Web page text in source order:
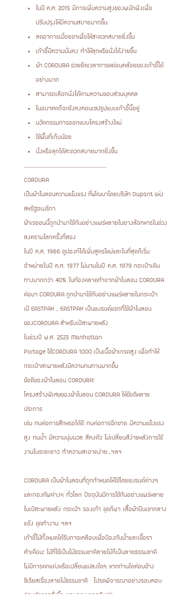
ในปี ค.ศ. 2015 มีการเพิ่มความสูงของพนักพิงเพื่อ
ปรับปรุงให้มีความสบายมากขึ้น
ลดอาการเมื่อยขาเพื่อให้สะดวกสบายยิ่งขึ้น
เก้าอี้มีความมั่นคง ทำให้ลุกหรือนั่งได้ง่ายขึ้น
ผ้า CORDURA ช่วยยืดเวลาการหย่อนคล้อยของเก้าอี้ได้
อย่างมาก
สามารถเลือกนั่งได้ตามความชอบส่วนบุคคล
ในอนาคตก็จะยังคงคอนเซปรูปแบบเก้าอี้นี้อยู่
นวัตกรรมการออกแบบโครงสร้างใหม่
ใช้พื้นที่เก็บน้อย
นั่งหรือลุกได้สะดวกสบายมากยิ่งขึ้น
……………………………………………………………
CORDURA
เป็นผ้าไนลอนความแข็งแรง ที่พัฒนาโดยบริษัท Dupont แห่ง
สหรัฐอเมริกา
ผ้าเรยอนนี้ถูกนำมาใช้กันอย่างแพร่หลายในยางล้อทหารในช่วง
สงครามโลกครั้งที่สอง
ในปี ค.ศ. 1966 ดูปองท์ได้เพิ่มสูตรใหม่และในที่สุดก็เริ่ม
จำหน่ายในปี ค.ศ. 1977 ไม่นานในปี ค.ศ. 1979 กระเป๋าเดิน
ทางมากกว่า 40% ในท้องตลาดทำจากผ้าไนลอน CORDURA
ต่อมา CORDURA ถูกนำมาใช้กันอย่างแพร่หลายในกระเป๋า
เป้ EASTPAK , EASTPAK เป็นแบรนด์แรกที่ใช้ผ้าไนลอน
ของCORDURA สำหรับเป้สะพายหลัง
ในช่วงปี พ.ศ. 2523 Manhattan
Portage ใช้CORDURA 1000 เป็นเนื้อผ้าเกรดสูง เพื่อทำให้
กระเป๋าสะพายหลังมีความทนทานมากขึ้น
ข้อดีของผ้าไนลอน CORDURA:
โครงสร้างพิเศษของผ้าไนลอน CORDURA ให้ข้อดีหลาย
ประการ
เช่น ทนต่อการสึกหรอได้ดี ทนต่อการฉีกขาด มีความแข็งแรง
สูง ทนน้ำ มีความนุ่มนวล สีคงตัว ไม่เปลี่ยนสีง่ายหลังการใช้
งานในระยะยาว ทำความสะอาดง่าย...ฯลฯ
CORDURA เป็นผ้าไนลอนที่ถูกกำหนดให้ใช้โดยแบรนด์ต่างๆ
และกองทัพต่างๆ ทั่วโลก ปัจจุบันมีการใช้กันอย่างแพร่หลาย
ในเป้สะพายหลัง กระเป๋า รองเท้า ชุดกีฬา เสื้อผ้าปีนเขากลาง
แจ้ง ชุดทำงาน ฯลฯ
เก้าอี้ไม้ทั้งหมดได้รับการเคลือบเพื่อป้องกันน้ำและเชื้อรา
คำเตือน: ไม้ที่ใช้เป็นไม้ธรรมชาติลายไม้ก็เป็นลายธรรมชาติ
ไม่มีการตกแต่งหรือเปลี่ยนแปลงใดๆ หากท่านใดค่อนข้าง
ซีเรียสเรื่องลายไม้ธรรมชาติ โปรดพิจารณาอย่างรอบคอบ
ก่อนทำการสั่งซื้อ ขอบคุณมากครับ/ค่ะ